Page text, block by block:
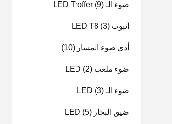
ضوء الـ LED Troffer (9)
أنبوب LED T8 (3)
أدى ضوء المسار (10)
ضوء ملعب LED (2)
ضوء الـ LED (3)
ضيق البخار LED (5)